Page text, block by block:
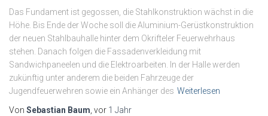
Das Fundament ist gegossen, die Stahlkonstruktion wächst in die
Höhe. Bis Ende der Woche soll die Aluminium-Gerüstkonstruktion
der neuen Stahlbauhalle hinter dem Okrifteler Feuerwehrhaus
stehen. Danach folgen die Fassadenverkleidung mit
Sandwichpaneelen und die Elektroarbeiten. In der Halle werden
zukünftig unter anderem die beiden Fahrzeuge der
Jugendfeuerwehren sowie ein Anhänger des Weiterlesen
Von Sebastian Baum, vor 1 Jahr